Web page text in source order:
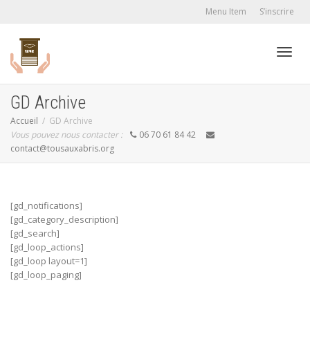
Menu Item S’inscrire
GD Archive
Accueil
GD Archive
Vous pouvez nous contacter :
06 70 61 84 42
contact@tousauxabris.org
[gd_notifications]
[gd_category_description]
[gd_search]
[gd_loop_actions]
[gd_loop layout=1]
[gd_loop_paging]